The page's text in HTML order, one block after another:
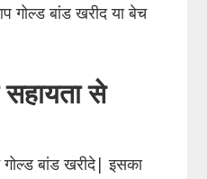
गोल्ड बांड खरीद या बेच
से
बांड खरीदे| इसका